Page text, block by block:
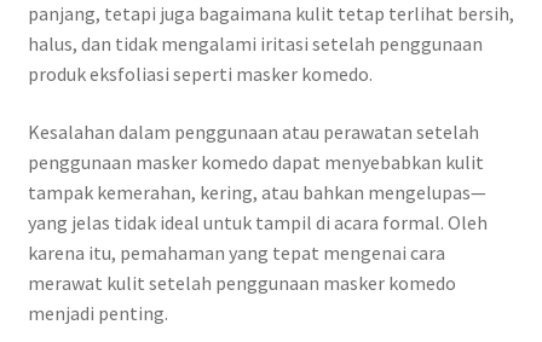
panjang, tetapi juga bagaimana kulit tetap terlihat bersih,
halus, dan tidak mengalami iritasi setelah penggunaan
produk eksfoliasi seperti masker komedo.
Kesalahan dalam penggunaan atau perawatan setelah
penggunaan masker komedo dapat menyebabkan kulit
tampak kemerahan, kering, atau bahkan mengelupas—
yang jelas tidak ideal untuk tampil di acara formal. Oleh
karena itu, pemahaman yang tepat mengenai cara
merawat kulit setelah penggunaan masker komedo
menjadi penting.